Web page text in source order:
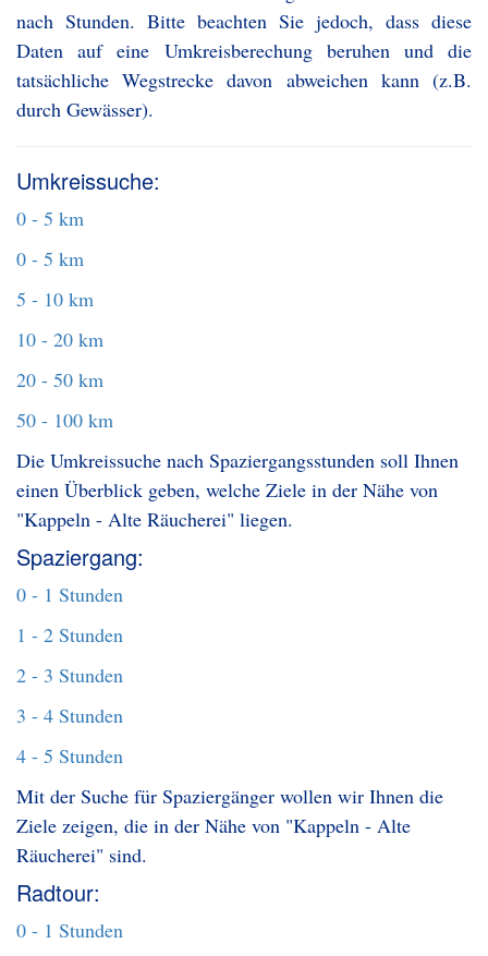
nach Stunden. Bitte beachten Sie jedoch, dass diese
Daten auf eine Umkreisberechung beruhen und die
tatsächliche Wegstrecke davon abweichen kann (z.B.
durch Gewässer).
Umkreissuche:
0 - 5 km
0 - 5 km
5 - 10 km
10 - 20 km
20 - 50 km
50 - 100 km
Die Umkreissuche nach Spaziergangsstunden soll Ihnen
einen Überblick geben, welche Ziele in der Nähe von
"Kappeln - Alte Räucherei" liegen.
Spaziergang:
0 - 1 Stunden
1 - 2 Stunden
2 - 3 Stunden
3 - 4 Stunden
4 - 5 Stunden
Mit der Suche für Spaziergänger wollen wir Ihnen die
Ziele zeigen, die in der Nähe von "Kappeln - Alte
Räucherei" sind.
Radtour:
0 - 1 Stunden